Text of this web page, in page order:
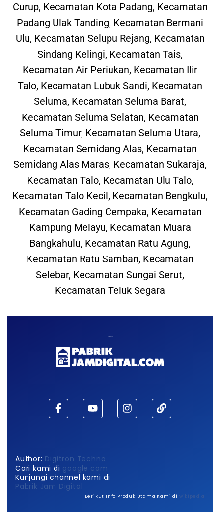
Curup, Kecamatan Kota Padang, Kecamatan
Padang Ulak Tanding, Kecamatan Bermani
Ulu, Kecamatan Selupu Rejang, Kecamatan
Sindang Kelingi, Kecamatan Tais,
Kecamatan Air Periukan, Kecamatan Ilir
Talo, Kecamatan Lubuk Sandi, Kecamatan
Seluma, Kecamatan Seluma Barat,
Kecamatan Seluma Selatan, Kecamatan
Seluma Timur, Kecamatan Seluma Utara,
Kecamatan Semidang Alas, Kecamatan
Semidang Alas Maras, Kecamatan Sukaraja,
Kecamatan Talo, Kecamatan Ulu Talo,
Kecamatan Talo Kecil, Kecamatan Bengkulu,
Kecamatan Gading Cempaka, Kecamatan
Kampung Melayu, Kecamatan Muara
Bangkahulu, Kecamatan Ratu Agung,
Kecamatan Ratu Samban, Kecamatan
Selebar, Kecamatan Sungai Serut,
Kecamatan Teluk Segara
Author: Digitron Techno
Cari kami di google.com
Kunjungi channel kami di
Pabrik Jam Digital
Berikut Info Produk Utama Kami di wikipedia